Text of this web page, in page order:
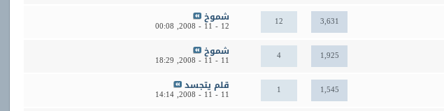
12 3,631 شموخ
12 - 11 - 2008,
00:08
4 1,925 شموخ
11 - 11 - 2008,
18:29
1 1,545 قلم يتجسد
11 - 11 - 2008,
14:14